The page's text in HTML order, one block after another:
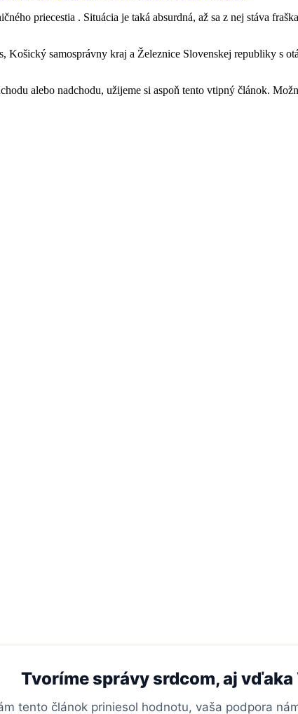
priecestia . Situácia je taká absurdná, až sa z nej stáva
Košický samosprávny kraj a Železnice Slovenskej republiky s
alebo nadchodu, užijeme si aspoň tento vtipný článok.
Tvoríme správy srdcom, aj vďaka
tento článok priniesol hodnotu, vaša podpora